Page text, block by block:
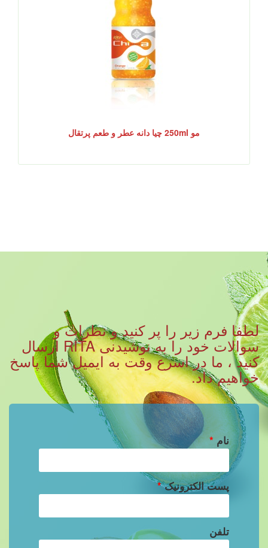
مو 250ml چیا دانه عطر و طعم پرتقال
لطفا فرم زیر را پر کنید و نظرات و
سوالات خود را به نوشیدنی RITA ارسال
کنید ، ما در اسرع وقت به ایمیل شما پاسخ
خواهیم داد.
نام *
پست الکترونیک*
تلفن